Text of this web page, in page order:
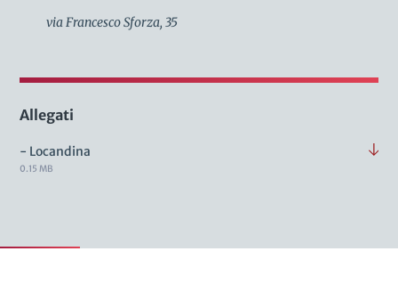
via Francesco Sforza, 35
Allegati
- Locandina
0.15 MB